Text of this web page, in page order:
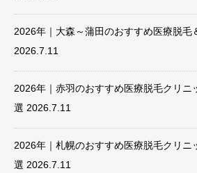
2026年｜大森～蒲田のおすすめ医療脱毛
2026.7.11
2026年｜赤羽のおすすめ医療脱毛クリニ
選 2026.7.11
2026年｜札幌のおすすめ医療脱毛クリニ
選 2026.7.11